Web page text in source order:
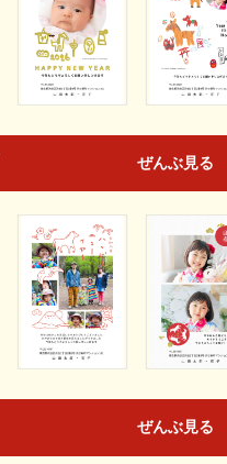
ぜんぶ見る
ぜんぶ見る